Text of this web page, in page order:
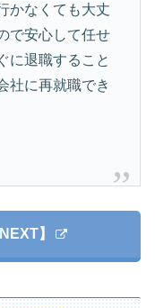
かなくても大丈
で安心して任せ
に退職すること
社に再就職でき
】